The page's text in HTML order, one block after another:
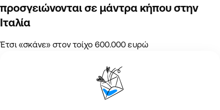
προσγειώνονται σε μάντρα κήπου στην
Ιταλία
Έτσι «σκάνε» στον τοίχο 600.000 ευρώ